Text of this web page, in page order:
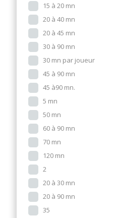
15 à 20 mn
20 à 40 mn
20 à 45 mn
30 à 90 mn
30 mn par joueur
45 à 90 mn
45 à90 mn.
5 mn
50 mn
60 à 90 mn
70 mn
120 mn
2
20 à 30 mn
20 à 90 mn
35